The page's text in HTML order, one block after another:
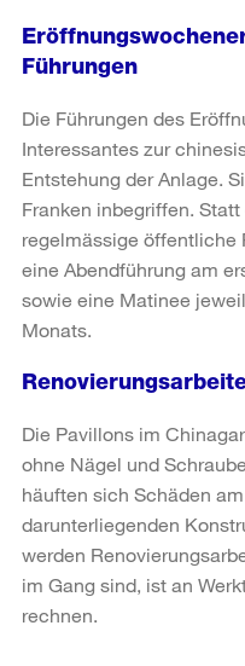
Führungen
Die Führungen des
Interessantes zur
Entstehung der Anlage.
Franken inbegriffen.
regelmässige öffentliche
eine Abendführung am
sowie eine Matinee
Monats.
Die Pavillons im
ohne Nägel und
häuften sich Schäden
darunterliegenden
werden
im Gang sind, ist an
rechnen.